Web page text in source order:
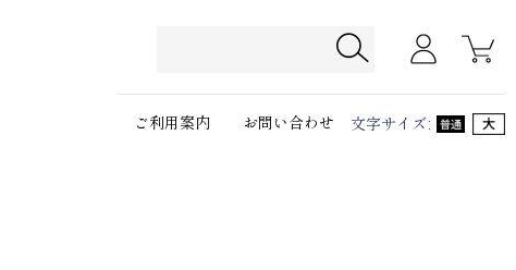
ご利用案内 お問い合わせ 文字サイズ: